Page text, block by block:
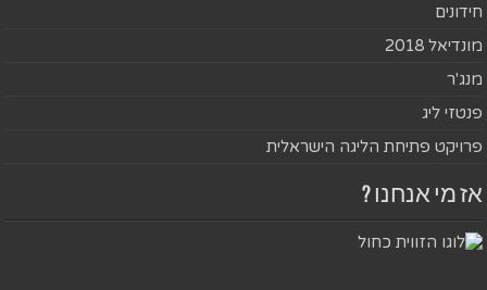
חידונים
מונדיאל 2018
מנג'ר
פנטזי ליג
פרויקט פתיחת הליגה הישראלית
אז מי אנחנו ?